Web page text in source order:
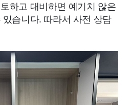
하고 대비하면 예기치 않은
습니다. 따라서 사전 상담